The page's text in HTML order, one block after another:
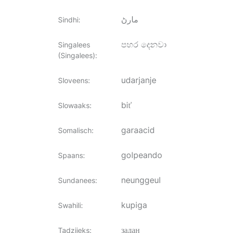
Sindhi: مارڻ
Singalees
(Singalees):
පහර දෙනවා
Sloveens: udarjanje
Slowaaks: biť
Somalisch: garaacid
Spaans: golpeando
Sundanees: neunggeul
Swahili: kupiga
Tadzjieks: задан